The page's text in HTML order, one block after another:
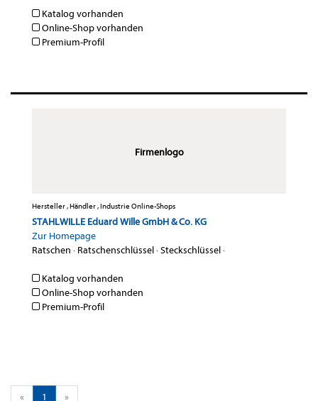
Katalog vorhanden
Online-Shop vorhanden
Premium-Profil
Firmenlogo
Hersteller , Händler , Industrie Online-Shops
STAHLWILLE Eduard Wille GmbH & Co. KG
Zur Homepage
Ratschen · Ratschenschlüssel·Steckschlüssel·
Katalog vorhanden
Online-Shop vorhanden
Premium-Profil
« 1 »